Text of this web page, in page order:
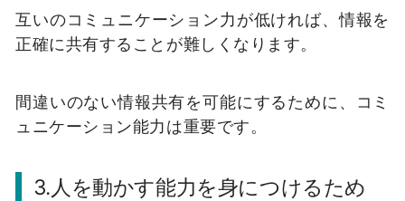
互いのコミュニケーション力が低ければ、情報を
正確に共有することが難しくなります。
間違いのない情報共有を可能にするために、コミ
ュニケーション能力は重要です。
3.人を動かす能力を身につけるため